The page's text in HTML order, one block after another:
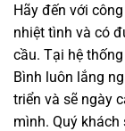
Hãy đến với
nhiệt tình và có
cầu. Tại hệ
Bình luôn lắng
triển và sẽ ngày
mình. Quý